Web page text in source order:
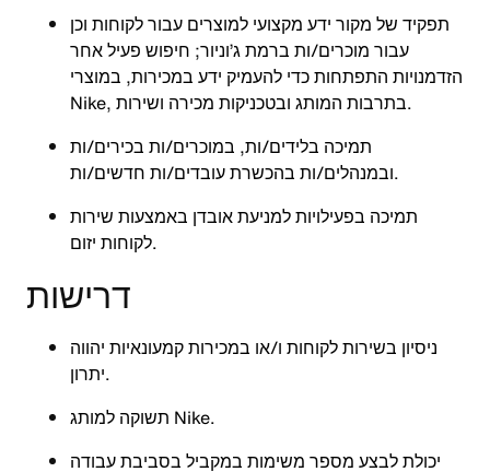
תפקיד של מקור ידע מקצועי למוצרים עבור לקוחות וכן
עבור מוכרים/ות ברמת ג’וניור; חיפוש פעיל אחר
הזדמנויות התפתחות כדי להעמיק ידע במכירות, במוצרי
Nike, בתרבות המותג ובטכניקות מכירה ושירות.
תמיכה בלידים/ות, במוכרים/ות בכירים/ות
ובמנהלים/ות בהכשרת עובדים/ות חדשים/ות.
תמיכה בפעילויות למניעת אובדן באמצעות שירות
לקוחות יזום.
דרישות
ניסיון בשירות לקוחות ו/או במכירות קמעונאיות יהווה
יתרון.
תשוקה למותג Nike.
יכולת לבצע מספר משימות במקביל בסביבת עבודה